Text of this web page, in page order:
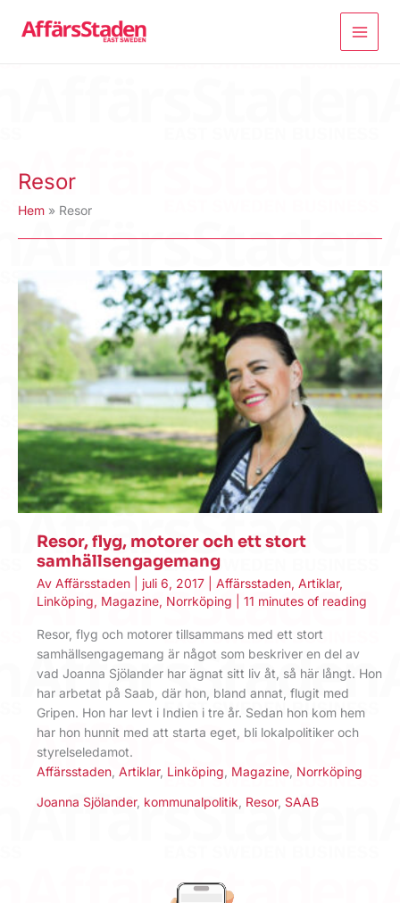
Resor
Hem Resor
Resor, flyg, motorer och ett stort
samhällsengagemang
Av Affärsstaden juli 6, 2017 Affärsstaden, Artiklar,
Linköping, Magazine, Norrköping 11 minutes of reading
Resor, flyg och motorer tillsammans med ett stort
samhällsengagemang är något som beskriver en del av
vad Joanna Sjölander har ägnat sitt liv åt, så här långt. Hon
har arbetat på Saab, där hon, bland annat, flugit med
Gripen. Hon har levt i Indien i tre år. Sedan hon kom hem
har hon hunnit med att starta eget, bli lokalpolitiker och
styrelseledamot.
Affärsstaden Artiklar, Linköping Magazine Norrköping
Joanna Sjölander, kommunalpolitik Resor, SAAB